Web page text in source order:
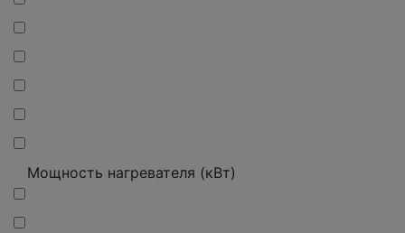
Мощность нагревателя (кВт)